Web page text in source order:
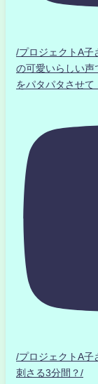
/プロジェクトA
の可愛いらしい
をパタパタさせ
/プロジェクトA
刺さる3分間？/